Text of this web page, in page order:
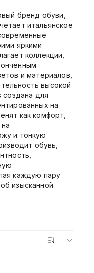
бренд обуви,
итальянское
яркими
коллекции,
и материалов,
высокой
создана для
на
как комфорт,
и тонкую
обувь,
каждую пару
изысканной